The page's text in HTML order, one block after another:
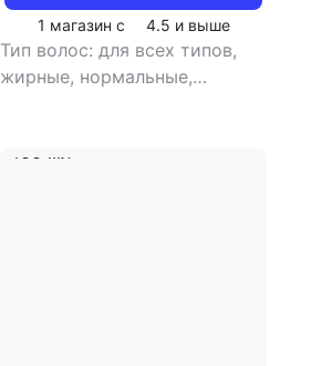
1 магазин с
4.5 и выше
Тип волос: для всех типов,
жирные, нормальные,
восстановление,